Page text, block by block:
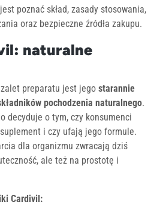
poznać skład, zasady stosowania,
oraz bezpieczne źródła zakupu.
naturalne
preparatu jest jego starannie
pochodzenia naturalnego.
decyduje o tym, czy konsumenci
i czy ufają jego formule.
dla organizmu zwracają dziś
ale też na prostotę i
Cardivil: